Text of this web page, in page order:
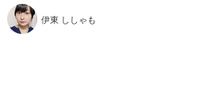
伊東 ししゃも